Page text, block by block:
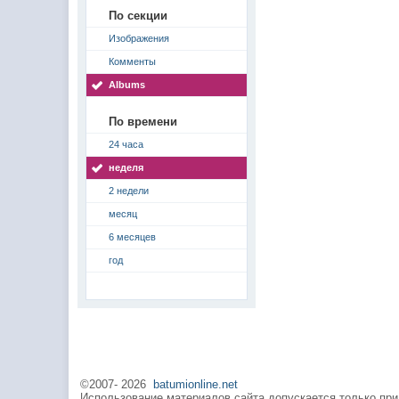
По секции
Изображения
Комменты
Albums
По времени
24 часа
неделя
2 недели
месяц
6 месяцев
год
©2007-2026
batumionline.net